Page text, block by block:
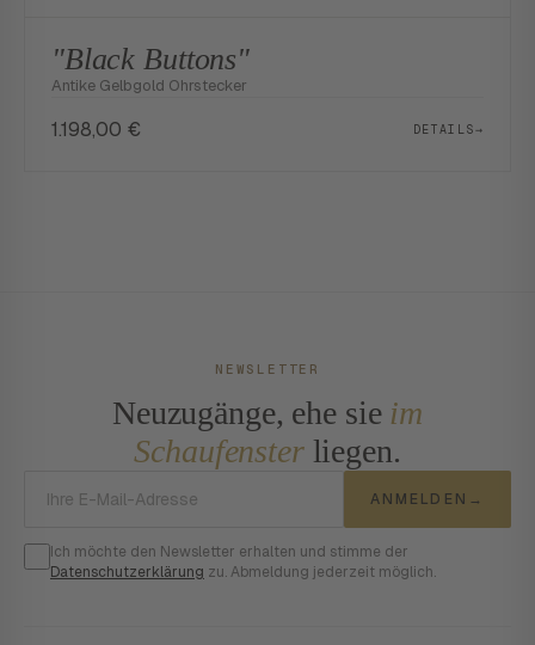
"Black Buttons"
Antike Gelbgold Ohrstecker
1.198,00 € DETAILS→
NEWSLETTER
Neuzugänge, ehe sie im
Schaufensterliegen.
ANMELDEN →
Ich möchte den Newsletter erhalten und stimme der
Datenschutzerklärung zu. Abmeldung jederzeit möglich.